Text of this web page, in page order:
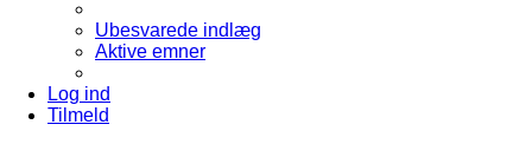
Ubesvarede indlæg
Aktive emner
Log ind
Tilmeld